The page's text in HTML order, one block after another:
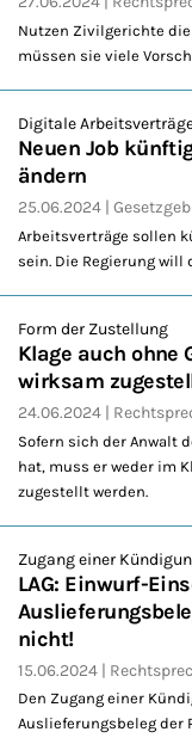
Nutzen Zivilgerichte
müssen sie viele
Digitale
Neuen Job
ändern
25.06.2024
Arbeitsverträge sollen
sein. Die Regierung will
Form der Zustellung
Klage auch ohne
wirksam
24.06.2024
Sofern sich der Anwalt
hat, muss er weder im
zugestellt werden.
Zugang einer
LAG: Einwurf-
nicht!
15.06.2024
Den Zugang einer
Auslieferungsbeleg der